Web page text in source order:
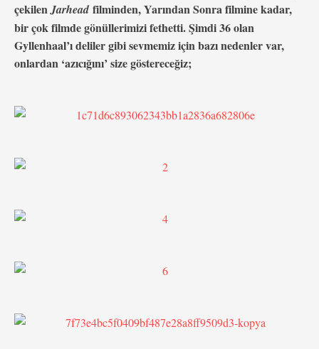
çekilenJarhead filminden, Yarından Sonra filmine kadar,
bir çok filmde gönüllerimizi fethetti. Şimdi 36 olan
Gyllenhaal’ı deliler gibi sevmemiz için bazı nedenler var,
onlardan ‘azıcığını’ size göstereceğiz;